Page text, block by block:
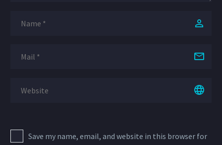
Save my name, email, and website in this browser for